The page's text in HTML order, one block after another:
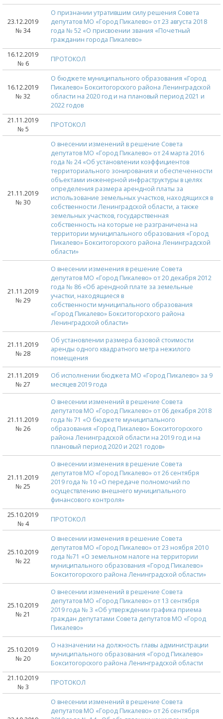
23.12.2019
№ 34
О признании утратившим силу решения Совета
депутатов МО «Город Пикалево» от 23 августа 2018
года № 52 «О присвоении звания «Почетный
гражданин города Пикалево»
16.12.2019
№ 6
ПРОТОКОЛ
16.12.2019
№ 32
О бюджете муниципального образования «Город
Пикалево» Бокситогорского района Ленинградской
области на 2020 год и на плановый период 2021 и
2022 годов
21.11.2019
№ 5
ПРОТОКОЛ
21.11.2019
№ 30
О внесении изменений в решение Совета
депутатов МО «Город Пикалево» от 24 марта 2016
года № 24 «Об установлении коэффициентов
территориального зонирования и обеспеченности
объектами инженерной инфраструктуры в целях
определения размера арендной платы за
использование земельных участков, находящихся в
собственности Ленинградской области, а также
земельных участков, государственная
собственность на которые не разграничена на
территории муниципального образования «Город
Пикалево» Бокситогорского района Ленинградской
области»
21.11.2019
№ 29
О внесении изменения в решение Совета
депутатов МО «Город Пикалево» от 20 декабря 2012
года № 86 «Об арендной плате за земельные
участки, находящиеся в
собственности муниципального образования
«Город Пикалево» Бокситогорского района
Ленинградской области»
21.11.2019
№ 28
Об установлении размера базовой стоимости
аренды одного квадратного метра нежилого
помещения
21.11.2019
№ 27
Об исполнении бюджета МО «Город Пикалево» за 9
месяцев 2019 года
21.11.2019
№ 26
О внесении изменений в решение Совета
депутатов МО «Город Пикалево» от 06 декабря 2018
года № 71 «О бюджете муниципального
образования «Город Пикалево» Бокситогорского
района Ленинградской области на 2019 год и на
плановый период 2020 и 2021 годов»
21.11.2019
№ 25
О внесении изменения в решение Совета
депутатов МО «Город Пикалево» от 26 сентября
2019 года № 10 «О передаче полномочий по
осуществлению внешнего муниципального
финансового контроля»
25.10.2019
№ 4
ПРОТОКОЛ
25.10.2019
№ 22
О внесении изменения в решение Совета
депутатов МО «Город Пикалево» от 23 ноября 2010
года №71 «О земельном налоге на территории
муниципального образования «Город Пикалево»
Бокситогорского района Ленинградской области»
25.10.2019
№ 21
О внесении изменений в решение Совета
депутатов МО «Город Пикалево» от 13 сентября
2019 года № 3 «Об утверждении графика приема
граждан депутатами Совета депутатов МО «Город
Пикалево»
25.10.2019
№ 20
О назначении на должность главы администрации
муниципального образования «Город Пикалево»
Бокситогорского района Ленинградской области
21.10.2019
№ 3
ПРОТОКОЛ
О внесении изменений в решение Совета
депутатов МО «Город Пикалево» от 26 сентября